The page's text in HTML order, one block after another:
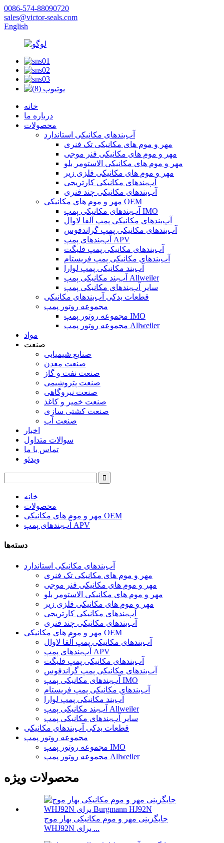
0086-574-88090720
sales@victor-seals.com
English
خانه
درباره ما
محصولات
آب‌بندهای مکانیکی استاندارد
مهر و موم های مکانیکی تک فنری
مهر و موم های مکانیکی فنر موجی
مهر و موم های مکانیکی الاستومر بلو
مهر و موم های مکانیکی فلزی زیر
آب‌بندهای مکانیکی کارتریجی
آب‌بندهای مکانیکی چند فنری
مهر و موم های مکانیکی OEM
آب‌بندهای مکانیکی پمپ IMO
آب‌بندهای مکانیکی پمپ آلفا لاوال
آب‌بندهای مکانیکی پمپ گراندفوس
آب‌بندهای پمپ APV
آب‌بندهای مکانیکی پمپ فلیگت
آب‌بندهای مکانیکی پمپ فریستام
آب‌بند مکانیکی پمپ لوارا
آب‌بند مکانیکی پمپ Allweiler
سایر آب‌بندهای مکانیکی پمپ
قطعات یدکی آب‌بندهای مکانیکی
مجموعه روتور پمپ
مجموعه روتور پمپ IMO
مجموعه روتور پمپ Allweiler
مواد
صنعت
صنایع شیمیایی
صنعت معدن
صنعت نفت و گاز
صنعت پتروشیمی
صنعت نیروگاهی
صنعت خمیر و کاغذ
صنعت کشتی سازی
صنعت آب
اخبار
سوالات متداول
تماس با ما
ویدئو
خانه
محصولات
مهر و موم های مکانیکی OEM
آب‌بندهای پمپ APV
دسته‌ها
آب‌بندهای مکانیکی استاندارد
مهر و موم های مکانیکی تک فنری
مهر و موم های مکانیکی فنر موجی
مهر و موم های مکانیکی الاستومر بلو
مهر و موم های مکانیکی فلزی زیر
آب‌بندهای مکانیکی کارتریجی
آب‌بندهای مکانیکی چند فنری
مهر و موم های مکانیکی OEM
آب‌بندهای مکانیکی پمپ آلفا لاوال
آب‌بندهای پمپ APV
آب‌بندهای مکانیکی پمپ فلیگت
آب‌بندهای مکانیکی پمپ گراندفوس
آب‌بندهای مکانیکی پمپ IMO
آب‌بندهای مکانیکی پمپ فریستام
آب‌بند مکانیکی پمپ لوارا
آب‌بند مکانیکی پمپ Allweiler
سایر آب‌بندهای مکانیکی پمپ
قطعات یدکی آب‌بندهای مکانیکی
مجموعه روتور پمپ
مجموعه روتور پمپ IMO
مجموعه روتور پمپ Allweiler
محصولات ویژه
جایگزینی مهر و موم مکانیکی بهار موج
WHJ92N برای ...